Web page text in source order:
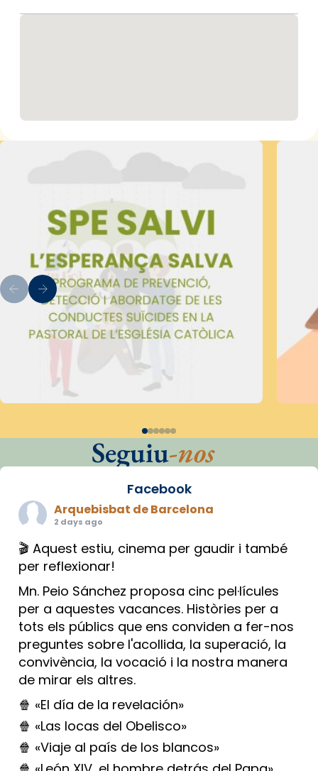
Seguiu-nos
Facebook
Arquebisbat de Barcelona
2 days ago
🎬 Aquest estiu, cinema per gaudir i també
per reflexionar!
Mn. Peio Sánchez proposa cinc pel·lícules
per a aquestes vacances. Històries per a
tots els públics que ens conviden a fer-nos
preguntes sobre l'acollida, la superació, la
convivència, la vocació i la nostra manera
de mirar els altres.
🍿 «El día de la revelación»
🍿 «Las locas del Obelisco»
🍿 «Viaje al país de los blancos»